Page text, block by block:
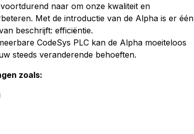
naar om onze kwaliteit en
Met de introductie van de Alpha is er één
beschrijft: efficiëntie.
CodeSys PLC kan de Alpha moeiteloos
steeds veranderende behoeften.
zoals: